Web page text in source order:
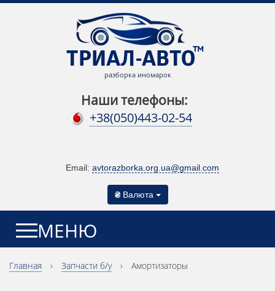
разборка иномарок
Наши телефоны:
+38(050)443-02-54
Email: avtorazborka.org.ua@gmail.com
₴ Валюта
МЕНЮ
Главная › Запчасти б/у › Амортизаторы